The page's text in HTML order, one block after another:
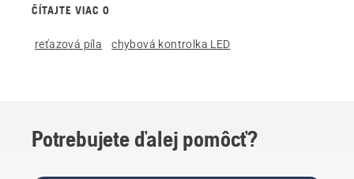
ČÍTAJTE VIAC O
reťazová píla chybová kontrolka LED
Potrebujete ďalej pomôcť?